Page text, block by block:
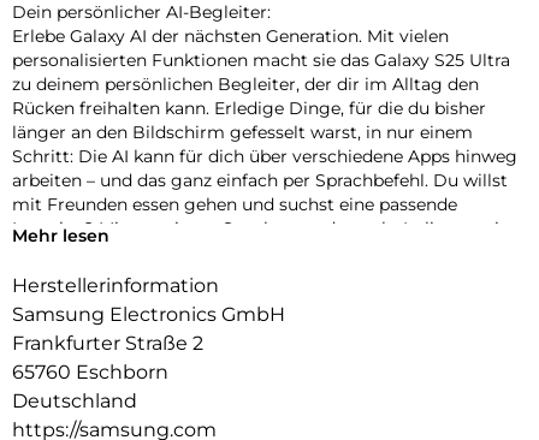
Dein persönlicher AI-Begleiter:
Erlebe Galaxy AI der nächsten Generation. Mit vielen
personalisierten Funktionen macht sie das Galaxy S25 Ultra
zu deinem persönlichen Begleiter, der dir im Alltag den
Rücken freihalten kann. Erledige Dinge, für die du bisher
länger an den Bildschirm gefesselt warst, in nur einem
Schritt: Die AI kann für dich über verschiedene Apps hinweg
arbeiten – und das ganz einfach per Sprachbefehl. Du willst
mit Freunden essen gehen und suchst eine passende
Location? Mit nur einem Satz kannst du nach „Italiener mit
und die Zusammenfassung direkt in euren Gruppenchat
Auch darum kann sich jetzt dein Galaxy S25 Ultra kümmern.
In Form von automatischen Now Briefs versorgt es dich mit
Tipps und Updates rund um deine Routinen. Auf deiner
täglichen Strecke zum Büro ist heute viel Verkehr? Schon
erhältst du die Mitteilung, dass du 10 Minuten früher
Mehr lesen
Herstellerinformation
Samsung Electronics GmbH
Frankfurter Straße 2
65760 Eschborn
Deutschland
https://samsung.com